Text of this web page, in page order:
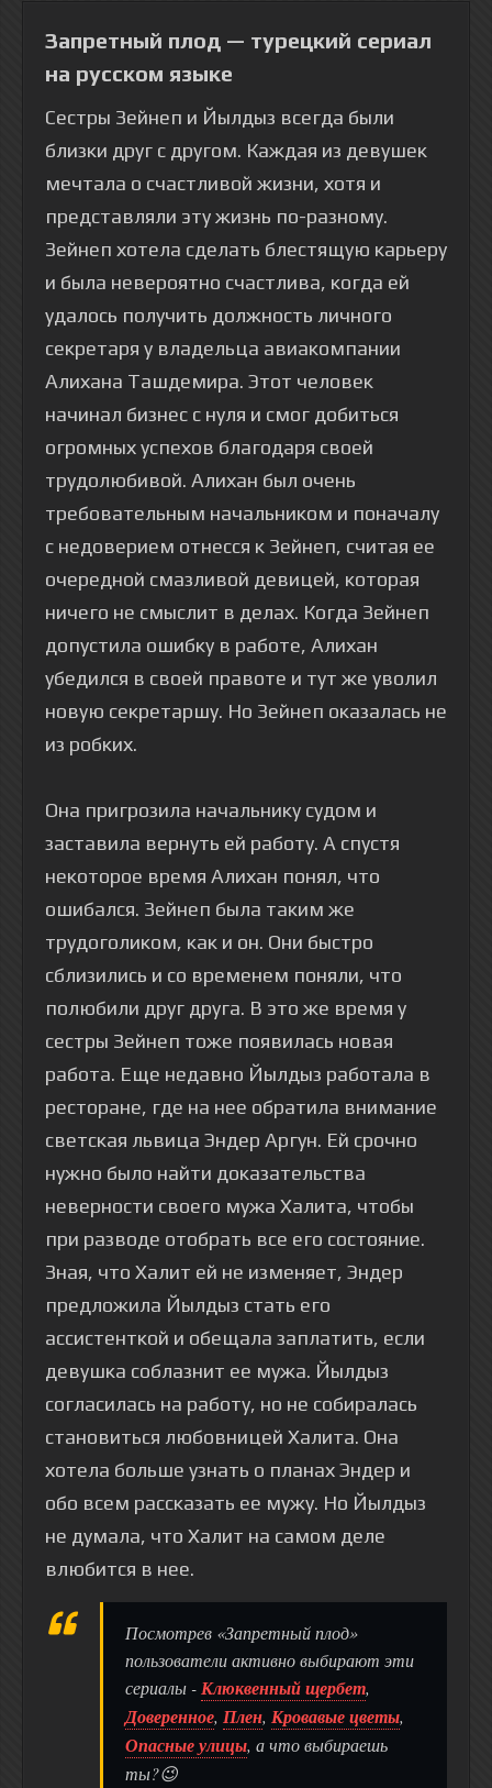
Запретный плод — турецкий сериал
на русском языке
Сестры Зейнеп и Йылдыз всегда были
близки друг с другом. Каждая из девушек
мечтала о счастливой жизни, хотя и
представляли эту жизнь по-разному.
Зейнеп хотела сделать блестящую карьеру
и была невероятно счастлива, когда ей
удалось получить должность личного
секретаря у владельца авиакомпании
Алихана Ташдемира. Этот человек
начинал бизнес с нуля и смог добиться
огромных успехов благодаря своей
трудолюбивой. Алихан был очень
требовательным начальником и поначалу
с недоверием отнесся к Зейнеп, считая ее
очередной смазливой девицей, которая
ничего не смыслит в делах. Когда Зейнеп
допустила ошибку в работе, Алихан
убедился в своей правоте и тут же уволил
новую секретаршу. Но Зейнеп оказалась не
из робких.
Она пригрозила начальнику судом и
заставила вернуть ей работу. А спустя
некоторое время Алихан понял, что
ошибался. Зейнеп была таким же
трудоголиком, как и он. Они быстро
сблизились и со временем поняли, что
полюбили друг друга. В это же время у
сестры Зейнеп тоже появилась новая
работа. Еще недавно Йылдыз работала в
ресторане, где на нее обратила внимание
светская львица Эндер Аргун. Ей срочно
нужно было найти доказательства
неверности своего мужа Халита, чтобы
при разводе отобрать все его состояние.
Зная, что Халит ей не изменяет, Эндер
предложила Йылдыз стать его
ассистенткой и обещала заплатить, если
девушка соблазнит ее мужа. Йылдыз
согласилась на работу, но не собиралась
становиться любовницей Халита. Она
хотела больше узнать о планах Эндер и
обо всем рассказать ее мужу. Но Йылдыз
не думала, что Халит на самом деле
влюбится в нее.
Посмотрев «Запретный плод»
пользователи активно выбирают эти
сериалы -Клюквенный щербет,
Доверенное, Плен, Кровавые цветы,
Опасные улицы, а что выбираешь
ты?😉